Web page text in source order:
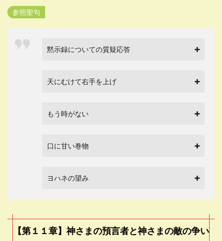
参照聖句
黙示録についての質疑応答
天にむけて右手を上げ
もう時がない
口に甘い巻物
ヨハネの望み
【第１１章】神さまの預言者と神さまの敵の争い